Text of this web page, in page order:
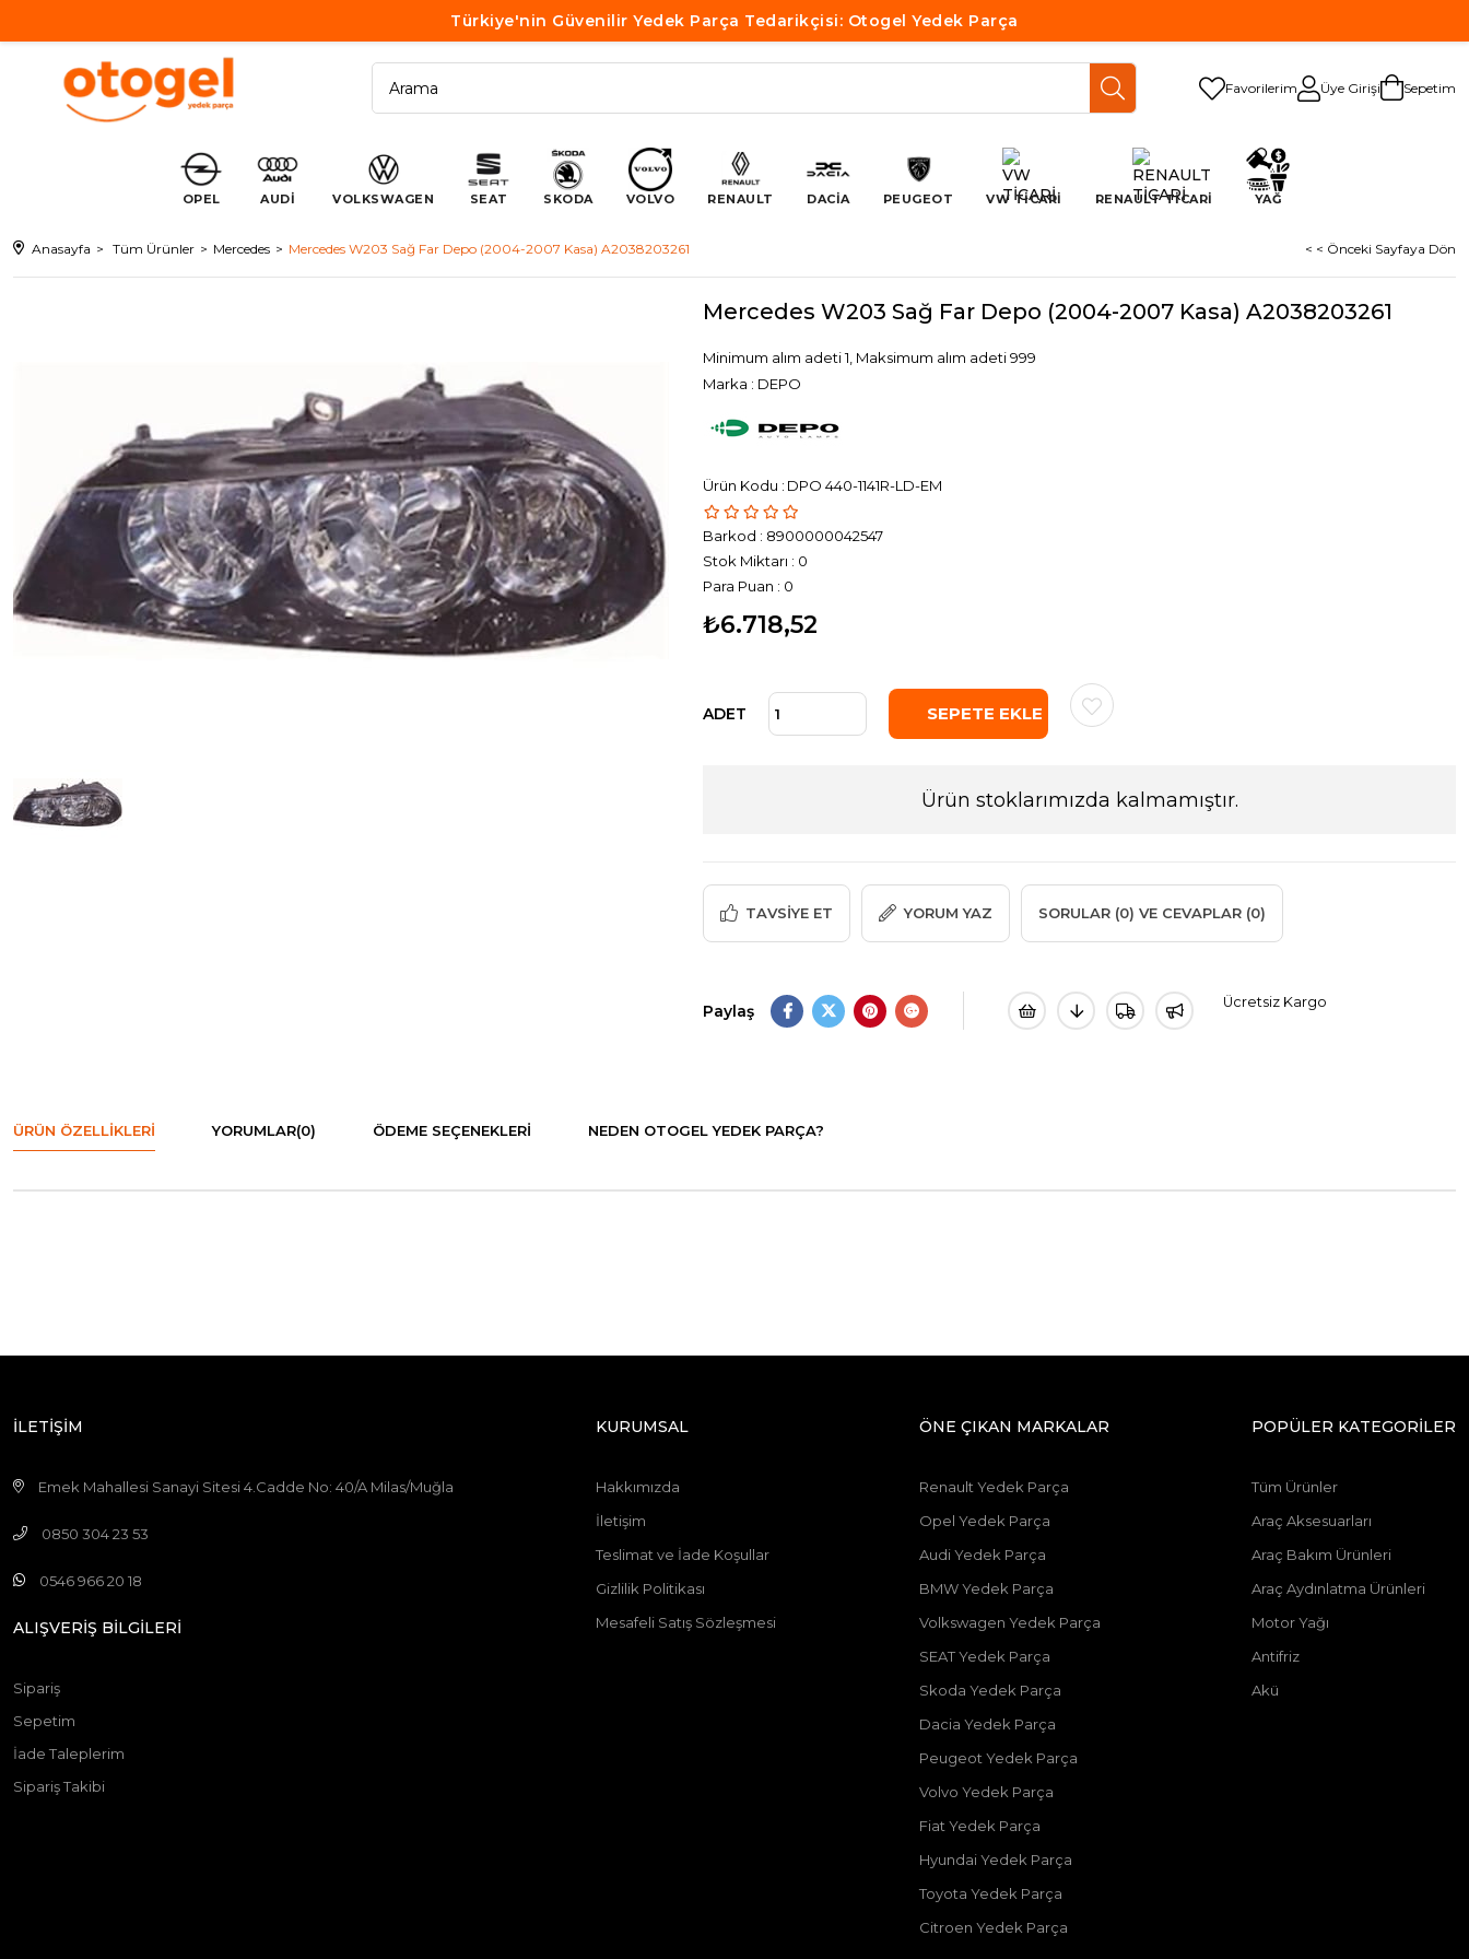
Türkiye'nin Güvenilir Yedek Parça Tedarikçisi: Otogel Yedek Parça
Favorilerim Üye Girişi Sepetim
OPEL AUDİ VOLKSWAGEN SEAT SKODA VOLVO RENAULT DACİA PEUGEOT VW TİCARİ RENAULT TİCARİ YAĞ
Anasayfa Tüm Ürünler Mercedes Mercedes W203 Sağ Far Depo (2004-2007 Kasa) A2038203261 < < Önceki Sayfaya Dön
Mercedes W203 Sağ Far Depo (2004-2007 Kasa) A2038203261
Minimum alım adeti 1, Maksimum alım adeti 999
Marka : DEPO
DPO 440-1141R-LD-EM
Barkod : 8900000042547
Stok Miktarı : 0
Para Puan : 0
₺6.718,52
ADET
Ürün stoklarımızda kalmamıştır.
TAVSIYE ET YORUM YAZ SORULAR (0) VE CEVAPLAR (0)
Paylaş Ücretsiz Kargo
ÜRÜN ÖZELLIKLERI YORUMLAR(0) ÖDEME SEÇENEKLERI NEDEN OTOGEL YEDEK PARÇA?
İLETİŞİM
Emek Mahallesi Sanayi Sitesi 4.Cadde No: 40/A Milas/Muğla
0850 304 23 53
0546 966 20 18
ALIŞVERİŞ BİLGİLERİ
Sipariş
Sepetim
İade Taleplerim
Sipariş Takibi
KURUMSAL
Hakkımızda
İletişim
Teslimat ve İade Koşullar
Gizlilik Politikası
Mesafeli Satış Sözleşmesi
ÖNE ÇIKAN MARKALAR
Renault Yedek Parça
Opel Yedek Parça
Audi Yedek Parça
BMW Yedek Parça
Volkswagen Yedek Parça
SEAT Yedek Parça
Skoda Yedek Parça
Dacia Yedek Parça
Peugeot Yedek Parça
Volvo Yedek Parça
Fiat Yedek Parça
Hyundai Yedek Parça
Toyota Yedek Parça
Citroen Yedek Parça
POPÜLER KATEGORİLER
Tüm Ürünler
Araç Aksesuarları
Araç Bakım Ürünleri
Araç Aydınlatma Ürünleri
Motor Yağı
Antifriz
Akü